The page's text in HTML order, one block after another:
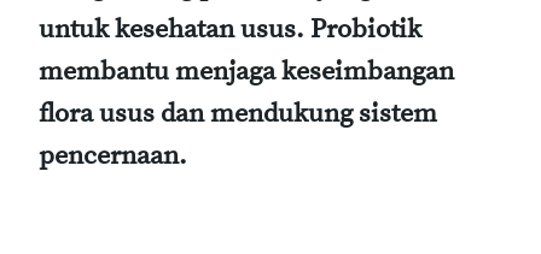
untuk kesehatan usus. Probiotik
membantu menjaga keseimbangan
flora usus dan mendukung sistem
pencernaan.